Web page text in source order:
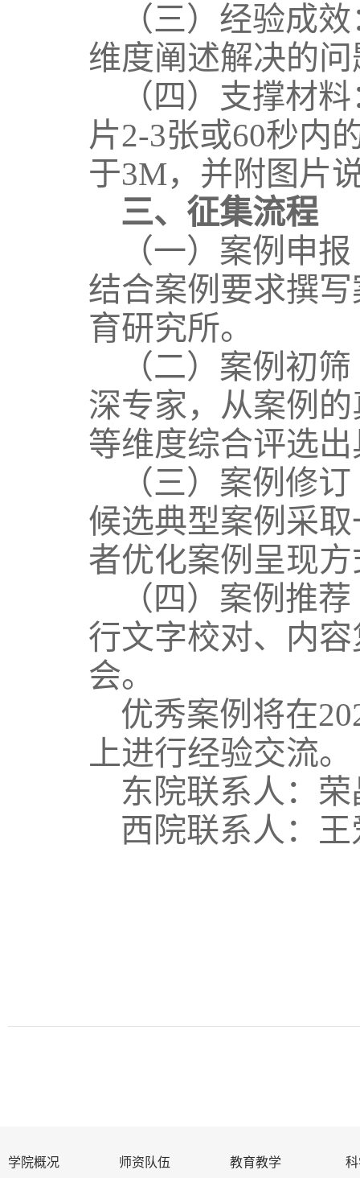
（三）经验成
维度阐述解决的
（四）支撑材
片2-3张或60秒内
于3M，并附图片
三、征集流程
（一）案例申
结合案例要求撰
育研究所。
（二）案例初
深专家，从案例
等维度综合评选
（三）案例修
候选典型案例采
者优化案例呈现
（四）案例推
行文字校对、内
会。
优秀案例将在
上进行经验交流。
东院联系人：
西院联系人：
学院概况 师资队伍 教育教学